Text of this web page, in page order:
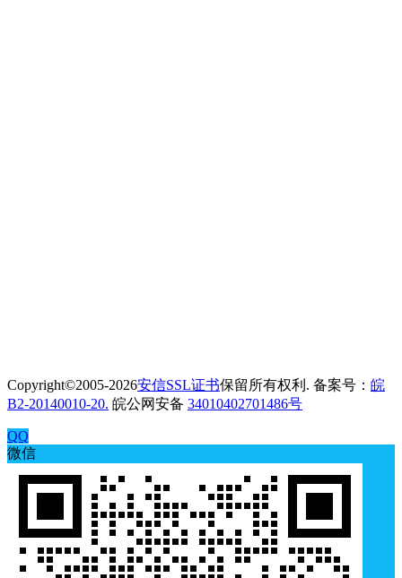
Copyright©2005-2026安信SSL证书保留所有权利. 备案号： 皖
B2-20140010-20. 皖公网安备 34010402701486号
QQ
微信